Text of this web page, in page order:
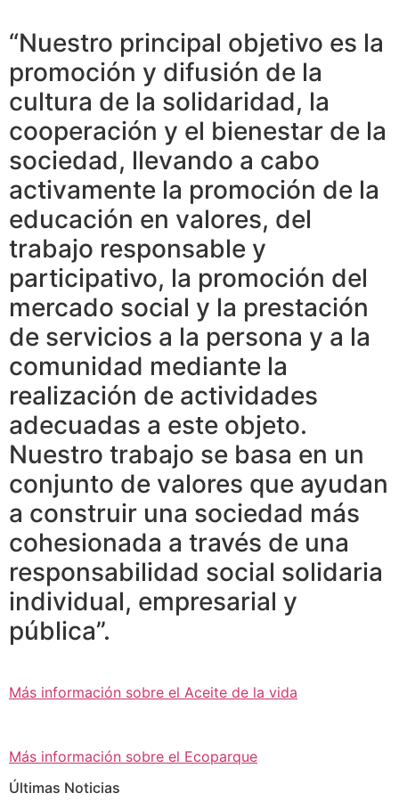
“Nuestro principal objetivo es la
promoción y difusión de la
cultura de la solidaridad, la
cooperación y el bienestar de la
sociedad, llevando a cabo
activamente la promoción de la
educación en valores, del
trabajo responsable y
participativo, la promoción del
mercado social y la prestación
de servicios a la persona y a la
comunidad mediante la
realización de actividades
adecuadas a este objeto.
Nuestro trabajo se basa en un
conjunto de valores que ayudan
a construir una sociedad más
cohesionada a través de una
responsabilidad social solidaria
individual, empresarial y
pública”.
Más información sobre el Aceite de la vida
Más información sobre el Ecoparque
Últimas Noticias